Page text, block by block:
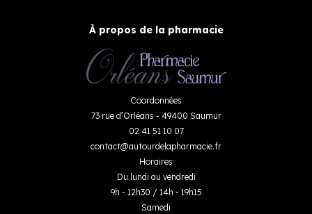
À propos de la pharmacie
Coordonnées
73 rue d’Orléans - 49400 Saumur
02 41 51 10 07
contact@autourdelapharmacie.fr
Horaires
Du lundi au vendredi
9h - 12h30 / 14h - 19h15
Samedi